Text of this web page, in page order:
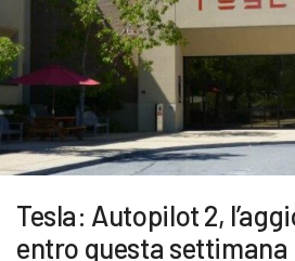
Tesla: Autopilot 2,
entro questa settimana